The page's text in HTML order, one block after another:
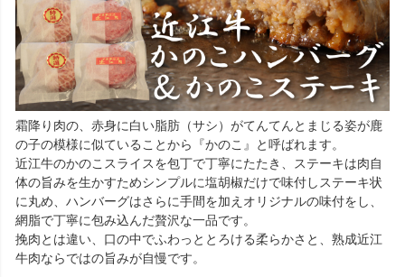
霜降り肉の、赤身に白い脂肪（サシ）がてんてんとまじる姿が鹿
の子の模様に似ていることから『かのこ』と呼ばれます。
近江牛のかのこスライスを包丁で丁寧にたたき、ステーキは肉自
体の旨みを生かすためシンプルに塩胡椒だけで味付しステーキ状
に丸め、ハンバーグはさらに手間を加えオリジナルの味付をし、
網脂で丁寧に包み込んだ贅沢な一品です。
挽肉とは違い、口の中でふわっととろける柔らかさと、熟成近江
牛肉ならではの旨みが自慢です。